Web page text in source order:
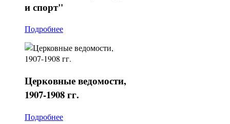
и спорт"
Подробнее
Церковныеведомости,
1907-1908 гг.
Подробнее